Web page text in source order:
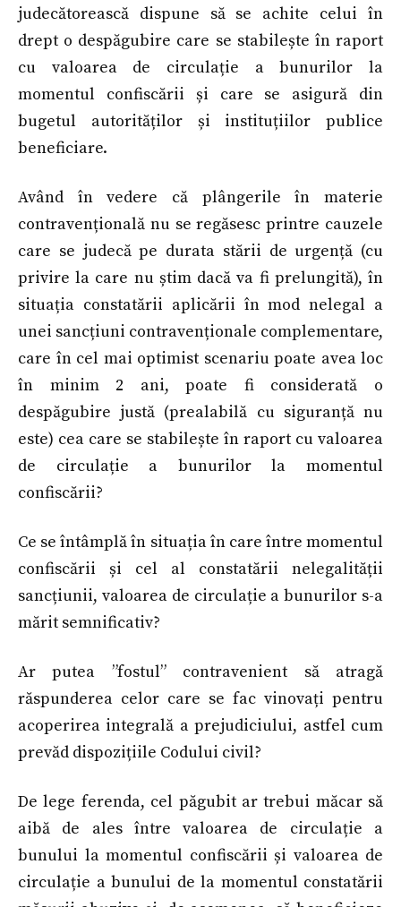
judecătorească dispune să se achite celui în
drept o despăgubire care se stabilește în raport
cu valoarea de circulație a bunurilor la
momentul confiscării și care se asigură din
bugetul autorităților și instituțiilor publice
beneficiare.
Având în vedere că plângerile în materie
contravențională nu se regăsesc printre cauzele
care se judecă pe durata stării de urgență (cu
privire la care nu știm dacă va fi prelungită), în
situația constatării aplicării în mod nelegal a
unei sancțiuni contravenționale complementare,
care în cel mai optimist scenariu poate avea loc
în minim 2 ani, poate fi considerată o
despăgubire justă (prealabilă cu siguranță nu
este) cea care se stabilește în raport cu valoarea
de circulație a bunurilor la momentul
confiscării?
Ce se întâmplă în situația în care între momentul
confiscării și cel al constatării nelegalității
sancțiunii, valoarea de circulație a bunurilor s-a
mărit semnificativ?
Ar putea ”fostul” contravenient să atragă
răspunderea celor care se fac vinovați pentru
acoperirea integrală a prejudiciului, astfel cum
prevăd dispozițiile Codului civil?
De lege ferenda, cel păgubit ar trebui măcar să
aibă de ales între valoarea de circulație a
bunului la momentul confiscării și valoarea de
circulație a bunului de la momentul constatării